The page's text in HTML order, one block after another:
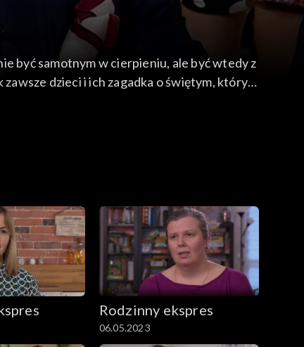
być samotnym w cierpieniu, ale być wtedy z
dzieci i ich zagadka o świętym, który
Rodzinny ekspres
06.05.2023